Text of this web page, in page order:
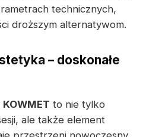
technicznych,
droższym alternatywom.
– doskonałe
to nie tylko
ale także element